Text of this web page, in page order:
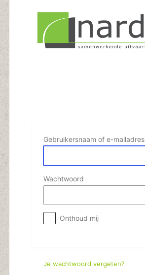
Login
Gebruikersnaam of e-mailadres
Wachtwoord
Onthoud mij
Je wachtwoord vergeten?